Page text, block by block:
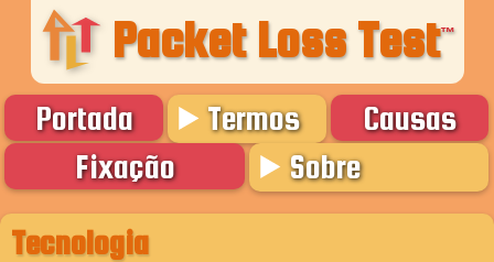
Packet Loss Test™
Portada Termos
Causas
Fixação
Sobre
Tecnologia